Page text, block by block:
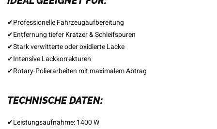
✔Professionelle Fahrzeugaufbereitung
✔Entfernung tiefer Kratzer & Schleifspuren
✔Stark verwitterte oder oxidierte Lacke
✔Intensive Lackkorrekturen
✔Rotary-Polierarbeiten mit maximalem Abtrag
TECHNISCHE DATEN:
✔Leistungsaufnahme: 1400 W